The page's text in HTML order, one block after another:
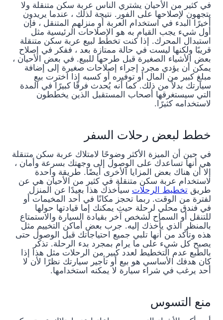
في كثير من الأحيان يشتري الناس عربة سكن متنقلة ولا
يتجهون لإصلاحها على الفور. نتيجة لذلك ، عندما يريدون
أخيرًا البدء في استخدام العربة أو منزلهم المتنقل ، فإن
أول شيء يجب القيام به هو الإصلاحات الرئيسية مثل
استبدال المحرك. إذا كنت تخطط لبيع عربة سكن متنقلة
قريبًا ولكنها ليست في حالة ممتازة بعد ، ففكر في إصلاح
بعض الأشياء الصغيرة قبل طرحها للبيع. في بعض الأحيان ،
يمكن أن يؤدي مجرد إجراء إصلاحات صغيرة إلى إضافة
مبلغ كبير من المال أو توفيره أو كسبه إذا اخترت بيع
سيارتك بدلاً من ذلك. كما أنه يُحدث فرقًا كبيرًا في المدة
التي سيستغرقها أصحاب المستقبل الذين يخططون
لاستخدامه كثيرًا.
خطط لبعض رحلات السفر
في حين أن الميزة الأكثر وضوحًا لامتلاك عربة سكن متنقلة
هي أنها تساعدك على الوصول إلى وجهتك بسرعة وأمان ،
إلا أن هناك بعض المزايا الأخرى أيضًا. طريقة واحدة
لاستخدام عربة سكن متنقلة في كثير من الأحيان هي عن
طريق تخطيط الرحلات سيأخذك هذا بعيدًا عن المنزل
لفترة من الوقت. ربما تحجز مكانًا في أحد المخيمات أو
في فندق محلي لرحلة حيث يمكنك إما قيادتها حولها
للتنقل أو السماح لشخص آخر بقيادة السيارة والاستمتاع
بالمنظر الذي يأخذك إليه. جرب بعض أماكن التخييم مثل
هذه وتأكد من أنها تلبي جميع احتياجاتك قبل الوصول حتى
يصبح كل شيء على ما يرام بمجرد بدء الرحلة. تذكر
بالطبع عدم التخطيط لعدد كبير من الرحلات مثل هذا إذا
كان هدفك الأساسي هو بيع أو تأجير سيارتك نظرًا لأن لا
أحد يرغب في شراء سيارة لا يمكنه استخدامها.
منع التسوس